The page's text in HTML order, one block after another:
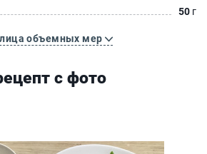
50 г
объемных мер
с фото